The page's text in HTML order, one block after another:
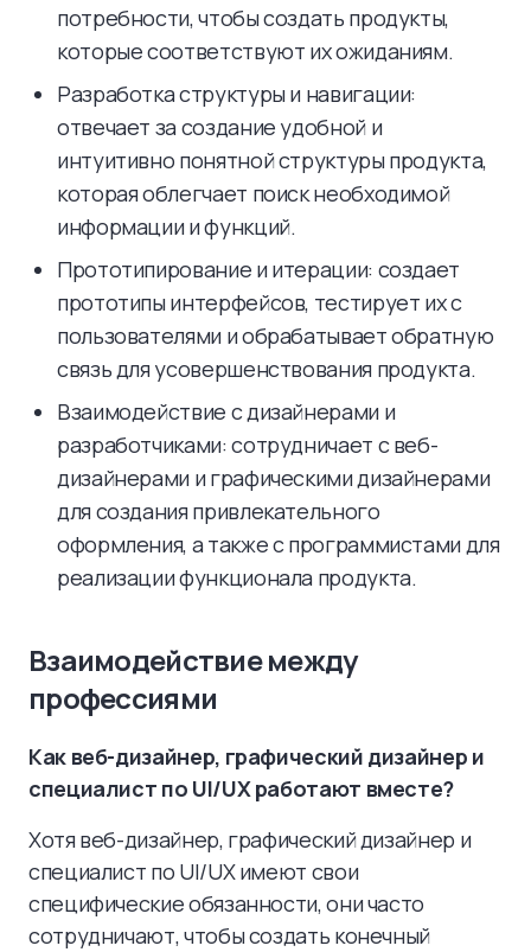
потребности, чтобы создать продукты,
которые соответствуют их ожиданиям.
Разработка структуры и навигации:
отвечает за создание удобной и
интуитивно понятной структуры продукта,
которая облегчает поиск необходимой
информации и функций.
Прототипирование и итерации: создает
прототипы интерфейсов, тестирует их с
пользователями и обрабатывает обратную
связь для усовершенствования продукта.
Взаимодействие с дизайнерами и
разработчиками: сотрудничает с веб-
дизайнерами и графическими дизайнерами
для создания привлекательного
оформления, а также с программистами для
реализации функционала продукта.
Взаимодействие между
профессиями
Как веб-дизайнер, графический дизайнер и
специалист по UI/UX работают вместе?
Хотя веб-дизайнер, графический дизайнер и
специалист по UI/UX имеют свои
специфические обязанности, они часто
сотрудничают, чтобы создать конечный